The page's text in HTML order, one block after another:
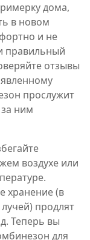
дома,
в новом
и не
правильный
отзывы
прослужит
ним
воздухе или
хранение (в
продлят
Теперь вы
для